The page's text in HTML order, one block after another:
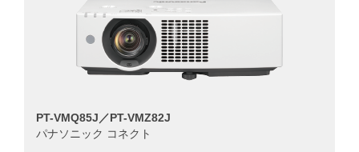
PT-VMQ85J／PT-VMZ82J
パナソニック コネクト